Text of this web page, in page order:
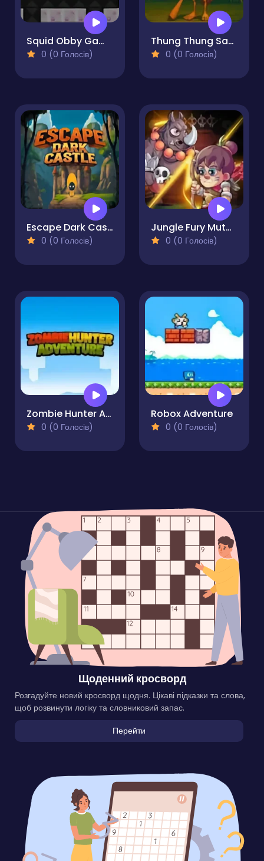
Squid Obby Game 2Player
0 (0 Голосів)
Thung Thung Sahur Playgrounds Escape
0 (0 Голосів)
Escape Dark Castle
0 (0 Голосів)
Jungle Fury Mutant Rhino Mayhem
0 (0 Голосів)
Zombie Hunter Adventure
0 (0 Голосів)
Robox Adventure
0 (0 Голосів)
Щоденний кросворд
Розгадуйте новий кросворд щодня. Цікаві підказки та слова,
щоб розвинути логіку та словниковий запас.
Перейти